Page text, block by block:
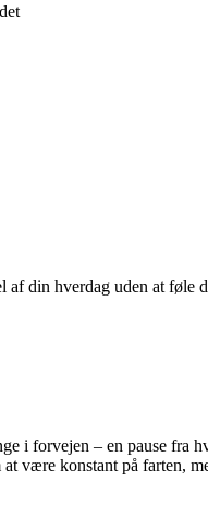
din hverdag uden at
i forvejen – en pause fra
være konstant på farten,